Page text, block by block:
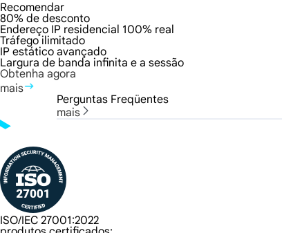
Recomendar
80% de desconto
Endereço IP residencial 100% real
Tráfego ilimitado
IP estático avançado
Largura de banda infinita e a sessão
Obtenha agora
mais
Perguntas Freqüentes
mais
ISO/IEC 27001:2022